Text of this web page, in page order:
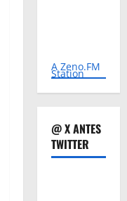
A Zeno.FM
Station
@ X ANTES
TWITTER